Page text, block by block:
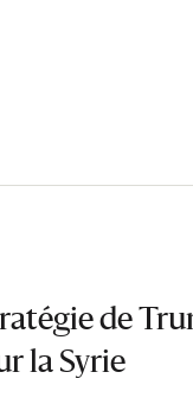
de
la Syrie